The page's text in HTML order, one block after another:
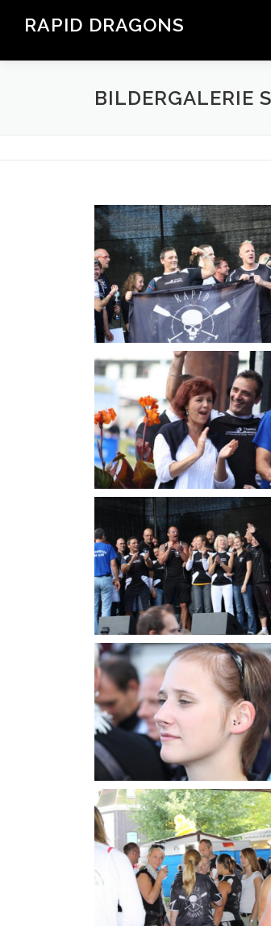
InhaltRAPID DRAGONS
BILDERGALERIE